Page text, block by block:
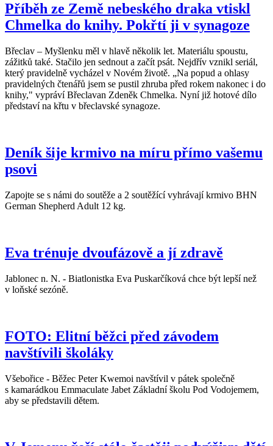
Příběh ze Země nebeského draka vtiskl
Chmelka do knihy. Pokřtí ji v synagoze
Břeclav – Myšlenku měl v hlavě několik let. Materiálu spoustu,
zážitků také. Stačilo jen sednout a začít psát. Nejdřív vznikl seriál,
který pravidelně vycházel v Novém životě. „Na popud a ohlasy
pravidelných čtenářů jsem se pustil zhruba před rokem nakonec i do
knihy," vypráví Břeclavan Zdeněk Chmelka. Nyní již hotové dílo
představí na křtu v břeclavské synagoze.
Deník šije krmivo na míru přímo vašemu
psovi
Zapojte se s námi do soutěže a 2 soutěžící vyhrávají krmivo BHN
German Shepherd Adult 12 kg.
Eva trénuje dvoufázově a jí zdravě
Jablonec n. N. - Biatlonistka Eva Puskarčíková chce být lepší než
v loňské sezóně.
FOTO: Elitní běžci před závodem
navštívili školáky
Všebořice - Běžec Peter Kwemoi navštívil v pátek společně
s kamarádkou Emmaculate Jabet Základní školu Pod Vodojemem,
aby se představili dětem.